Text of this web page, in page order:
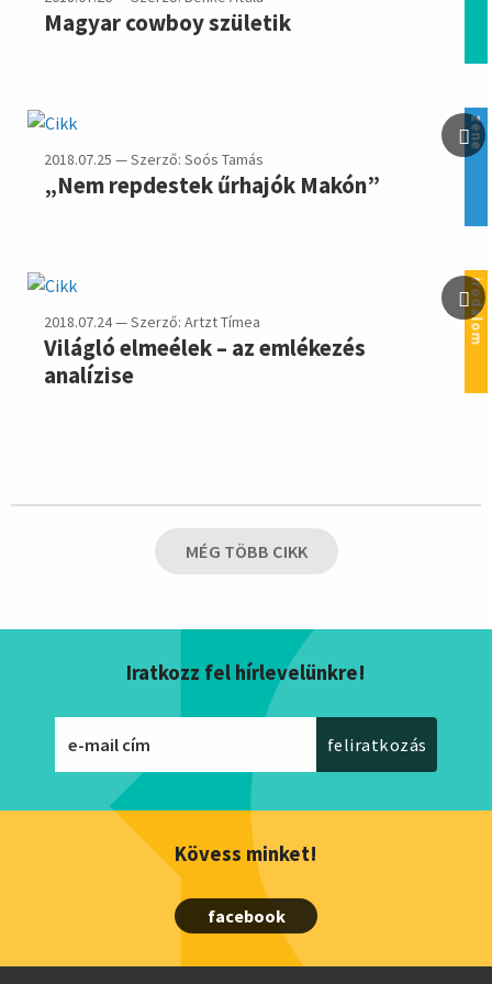
Magyar cowboy születik
zene
2018.07.25 — Szerző: Soós Tamás
„Nem repdestek űrhajók Makón”
irodalom
2018.07.24 — Szerző: Artzt Tímea
Világló elmeélek – az emlékezés
analízise
MÉG TÖBB CIKK
Iratkozz fel hírlevelünkre!
Kövess minket!
facebook